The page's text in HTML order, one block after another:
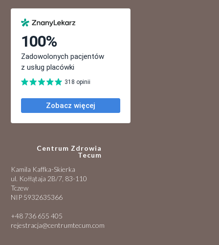
Centrum Zdrowia
Tecum
Kamila Kaffka-Skierka
ul. Kołłątaja 2B/7, 83-110
Tczew
NIP 5932635366
+48 736 655 405
rejestracja@centrumtecum.com